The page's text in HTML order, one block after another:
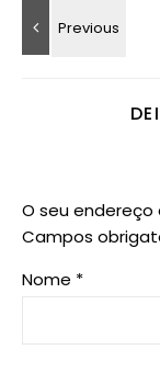
O seu endereço
Campos
Nome *